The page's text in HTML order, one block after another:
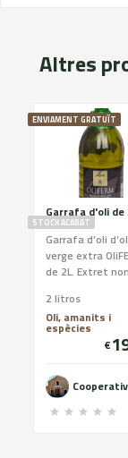
Altres
STOCK ACABAT
ENVIAMENT GRATUÏT
Garrafa d’oli
verge extra
de 2L. Extret
procediments
mecànics. Oli de
màxima qual...
2 litros
Oli, amanits i
espècies
€